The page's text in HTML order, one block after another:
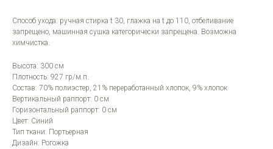
Способ ухода: ручная стирка t 30, глажка на t до 110, отбеливание
запрещено, машинная сушка категорически запрещена. Возможна
химчистка.
Высота: 300 см
Плотность: 927 гр/м.п.
Состав: 70% полиэстер, 21% переработанный хлопок, 9% хлопок
Вертикальный раппорт: 0 см
Горизонтальный раппорт: 0 см
Цвет: Синий
Тип ткани: Портьерная
Дизайн: Рогожка